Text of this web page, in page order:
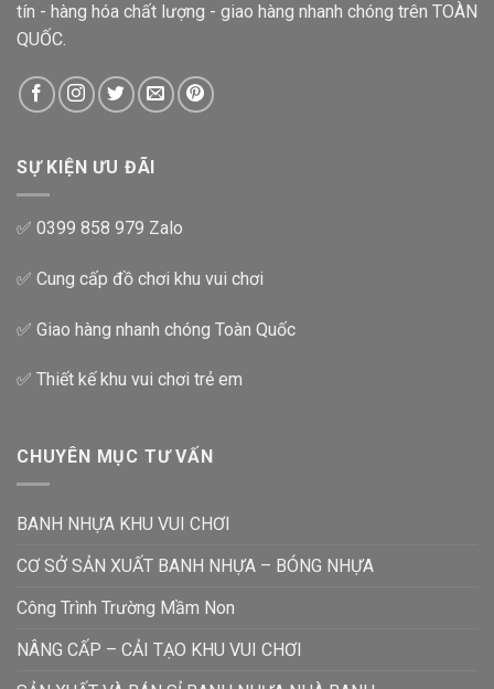
tín - hàng hóa chất lượng - giao hàng nhanh chóng trên TOÀN
QUỐC.
SỰ KIỆN ƯU ĐÃI
✅ 0399 858 979 Zalo
✅ Cung cấp đồ chơi khu vui chơi
✅ Giao hàng nhanh chóng Toàn Quốc
✅ Thiết kế khu vui chơi trẻ em
CHUYÊN MỤC TƯ VẤN
BANH NHỰA KHU VUI CHƠI
CƠ SỞ SẢN XUẤT BANH NHỰA – BÓNG NHỰA
Công Trình Trường Mầm Non
NÂNG CẤP – CẢI TẠO KHU VUI CHƠI